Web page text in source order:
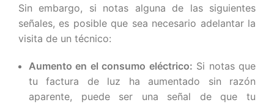
Sin embargo, si notas alguna de las siguientes
señales, es posible que sea necesario adelantar la
visita de un técnico:
Aumento en el consumo eléctrico: Si notas que
tu factura de luz ha aumentado sin razón
aparente, puede ser una señal de que tu